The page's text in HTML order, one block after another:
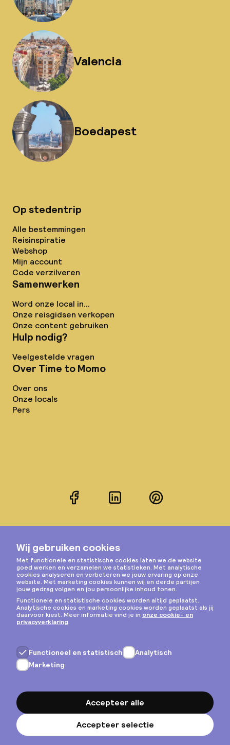
Valencia
Boedapest
Op stedentrip
Alle bestemmingen
Reisinspiratie
Webshop
Mijn account
Code verzilveren
Samenwerken
Word onze local in...
Onze reisgidsen verkopen
Onze content gebruiken
Hulp nodig?
Veelgestelde vragen
Over Time to Momo
Over ons
Onze locals
Pers
FacebookLinkedInPinterest
Instagram
Privacy & cookies
Algemene voorwaarden